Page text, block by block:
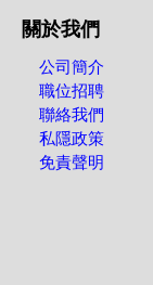
關於我們
公司簡介
職位招聘
聯絡我們
私隱政策
免責聲明